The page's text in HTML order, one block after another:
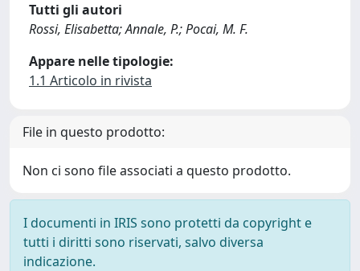
Tutti gli autori
Rossi, Elisabetta; Annale, P.; Pocai, M. F.
Appare nelle tipologie:
1.1 Articolo in rivista
File in questo prodotto:
Non ci sono file associati a questo prodotto.
I documenti in IRIS sono protetti da copyright e
tutti i diritti sono riservati, salvo diversa
indicazione.